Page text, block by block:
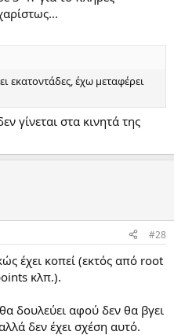
εκατοντάδες, έχω μεταφέρει
γίνεται στα κινητά της
#28
έχει κοπεί (εκτός από root
κλπ.).
δουλεύει αφού δεν θα βγει
δεν έχει σχέση αυτό.